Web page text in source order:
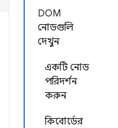
DOM
নোডগুলি
দেখুন
একটি নোড
পরিদর্শন
করুন
কিবোর্ডের